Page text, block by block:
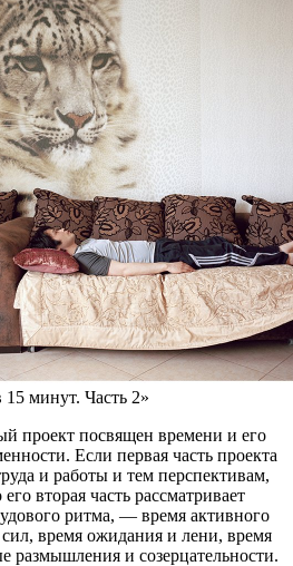
минут. Часть 2»
проект посвящен времени и его
Если первая часть проекта
и работы и тем перспективам,
вторая часть рассматривает
ритма, — время активного
время ожидания и лени, время
размышления и созерцательности.